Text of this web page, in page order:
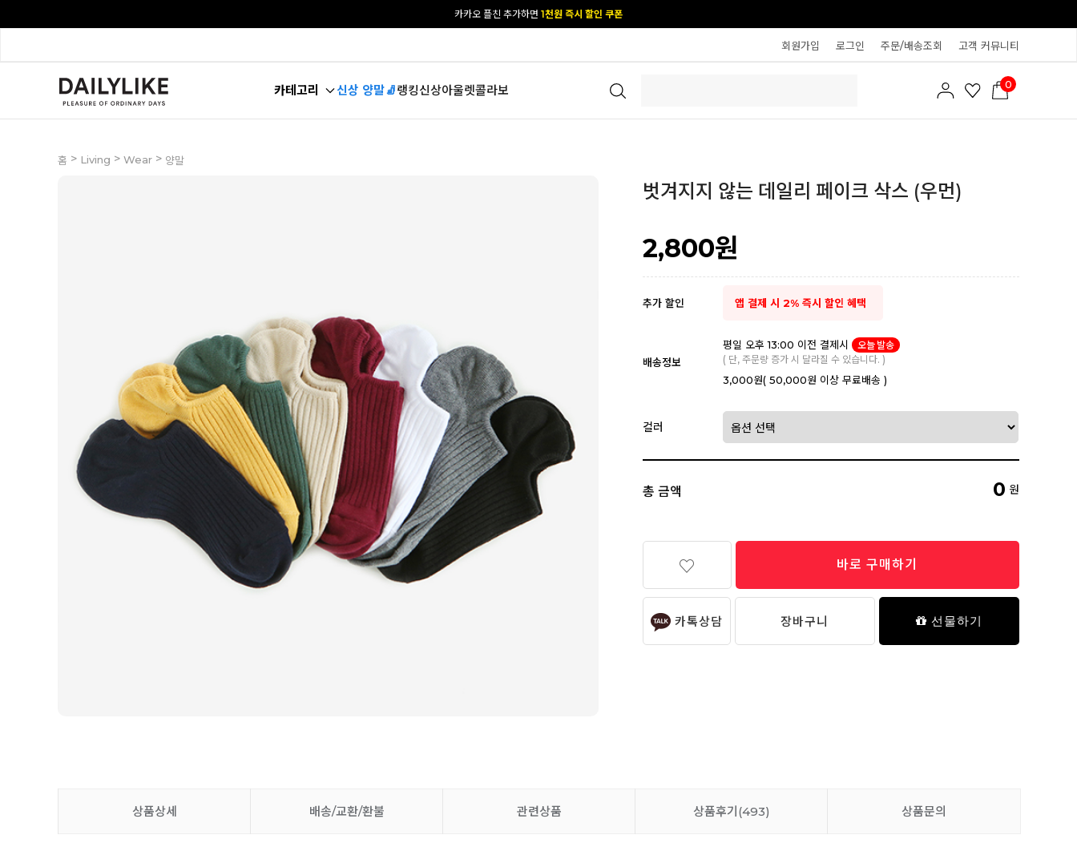
카카오 플친 추가하면 1천원 즉시 할인 쿠폰
회원가입 로그인 주문/배송조회 고객 커뮤니티
카테고리 신상 양말🧦랭킹신상아울렛콜라보 0
홈 > Living > Wear > 양말
벗겨지지 않는 데일리 페이크 삭스 (우먼)
2,800원
추가 할인 앱 결제 시 2% 즉시 할인 혜택
배송정보
평일 오후 13:00 이전 결제시
오늘 발송
( 단, 주문량 증가 시 달라질 수 있습니다. )
3,000원( 50,000원 이상 무료배송 )
컬러
총 금액 0 원
바로 구매하기
카톡상담 장바구니 선물하기
상품상세 배송/교환/환불 관련상품 상품후기(493) 상품문의